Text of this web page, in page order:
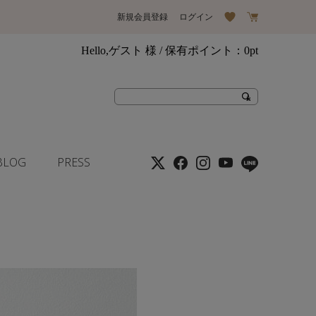
新規会員登録 ログイン
Hello,ゲスト 様 / 保有ポイント： 0pt
PRESS